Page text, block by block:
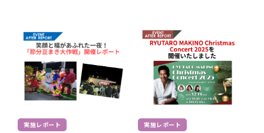
実施レポート 実施レポート